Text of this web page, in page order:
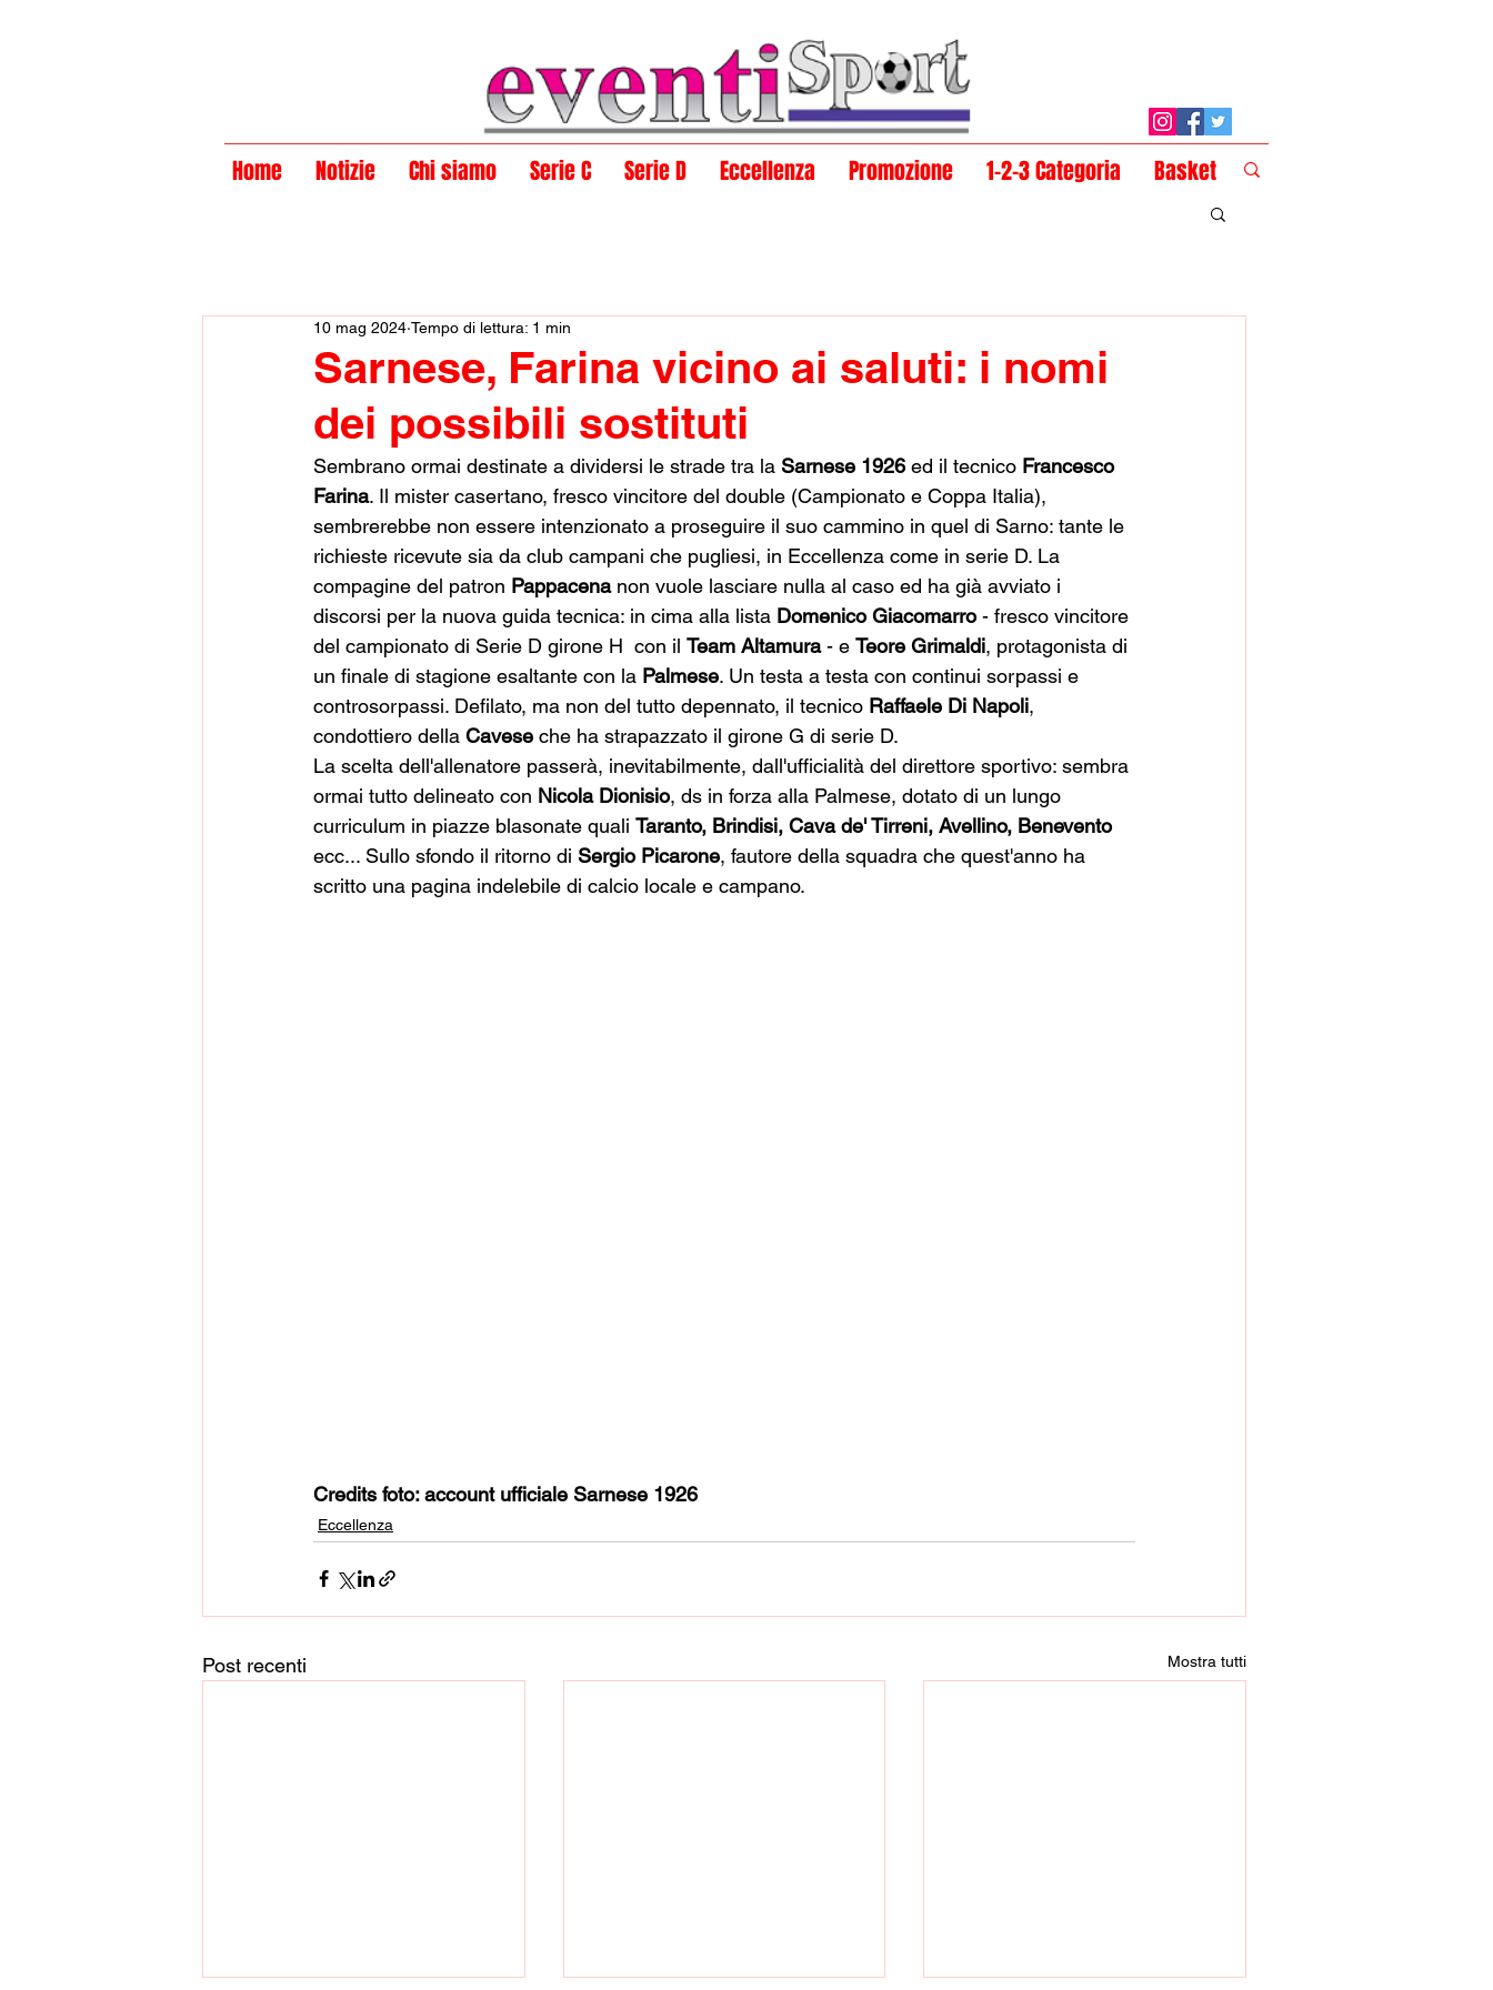
Home Notizie Chi siamo Serie C Serie D Eccellenza Promozione 1-2-3 Categoria Basket
Sarnese, Farina vicino ai saluti: i nomi
dei possibili sostituti
10 mag 2024 Tempo di lettura: 1 min
Sembrano ormai destinate a dividersi le strade tra la Sarnese 1926 ed il tecnico Francesco
Farina. Il mister casertano, fresco vincitore del double (Campionato e Coppa Italia),
sembrerebbe non essere intenzionato a proseguire il suo cammino in quel di Sarno: tante le
richieste ricevute sia da club campani che pugliesi, in Eccellenza come in serie D. La
compagine del patron Pappacena non vuole lasciare nulla al caso ed ha già avviato i
discorsi per la nuova guida tecnica: in cima alla lista Domenico Giacomarro - fresco vincitore
del campionato di Serie D girone H  con il Team Altamura - e Teore Grimaldi, protagonista di
un finale di stagione esaltante con la Palmese. Un testa a testa con continui sorpassi e
controsorpassi. Defilato, ma non del tutto depennato, il tecnico Raffaele Di Napoli,
condottiero della Cavese che ha strapazzato il girone G di serie D.
La scelta dell'allenatore passerà, inevitabilmente, dall'ufficialità del direttore sportivo: sembra
ormai tutto delineato con Nicola Dionisio, ds in forza alla Palmese, dotato di un lungo
curriculum in piazze blasonate quali Taranto, Brindisi, Cava de' Tirreni, Avellino, Benevento
ecc... Sullo sfondo il ritorno di Sergio Picarone, fautore della squadra che quest'anno ha
scritto una pagina indelebile di calcio locale e campano.
Credits foto: account ufficiale Sarnese 1926
Eccellenza
Post recenti Mostra tutti